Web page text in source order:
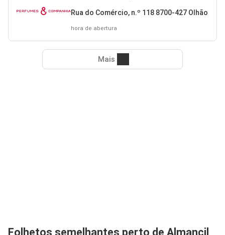
Rua do Comércio, n.º 118 8700-427 Olhão
hora de abertura
Mais
Folhetos semelhantes perto de Almancil